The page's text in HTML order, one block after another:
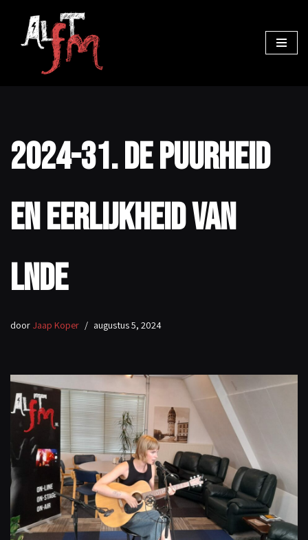
2024-31. De puurheid
en eerlijkheid van
LNDE
door Jaap Koper augustus 5, 2024